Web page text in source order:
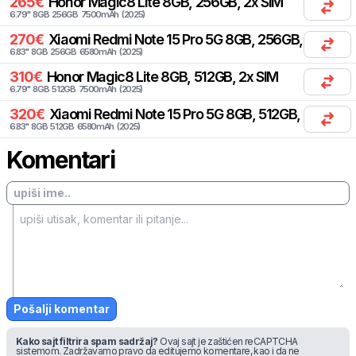
6.79" 8GB 256GB 7500mAh (2025)
270€ Xiaomi Redmi Note 15 Pro 5G 8GB, 256GB, 2x SIM
6.83" 8GB 256GB 6580mAh (2025)
310€ Honor Magic8 Lite 8GB, 512GB, 2x SIM
6.79" 8GB 512GB 7500mAh (2025)
320€ Xiaomi Redmi Note 15 Pro 5G 8GB, 512GB, 2x SIM
6.83" 8GB 512GB 6580mAh (2025)
Komentari
Pošalji komentar
Kako sajt filtrira spam sadržaj? Ovaj sajt je zaštićen reCAPTCHA
sistemom. Zadržavamo pravo da editujemo komentare, kao i da ne